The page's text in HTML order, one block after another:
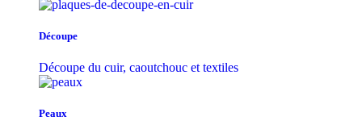
Découpe
Découpe du cuir, caoutchouc et textiles
Peaux